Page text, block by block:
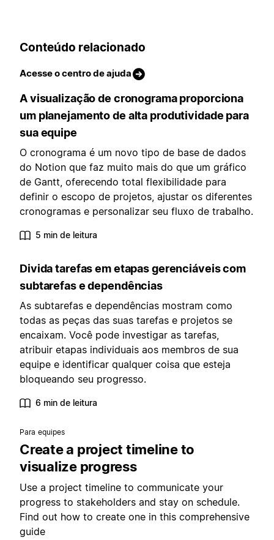
Conteúdo relacionado
Acesse o centro de ajuda
A visualização de cronograma proporciona
um planejamento de alta produtividade para
sua equipe
O cronograma é um novo tipo de base de dados
do Notion que faz muito mais do que um gráfico
de Gantt, oferecendo total flexibilidade para
definir o escopo de projetos, ajustar os diferentes
cronogramas e personalizar seu fluxo de trabalho.
5 min de leitura
Divida tarefas em etapas gerenciáveis com
subtarefas e dependências
As subtarefas e dependências mostram como
todas as peças das suas tarefas e projetos se
encaixam. Você pode investigar as tarefas,
atribuir etapas individuais aos membros de sua
equipe e identificar qualquer coisa que esteja
bloqueando seu progresso.
6 min de leitura
Para equipes
Create a project timeline to
visualize progress
Use a project timeline to communicate your
progress to stakeholders and stay on schedule.
Find out how to create one in this comprehensive
guide